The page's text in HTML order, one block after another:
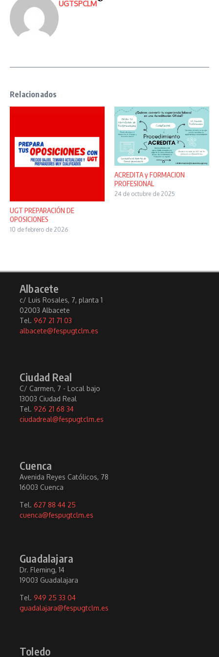
UGTSPCLM
Relacionados
UGT PREPARACIÓN DE
OPOSICIONES
10 de febrero de 2026
ACREDITA y FORMACION
PROFESIONAL
24 de octubre de 2025
Albacete
c/ Luis Rosales, 7, planta 1
02003 Albacete
Tel. 967 21 71 03
albacete@fespugtclm.es
Ciudad Real
C/ Carmen, 7 - Local bajo
13003 Ciudad Real
Tel. 926 21 68 34
ciudadreal@fespugtclm.es
Cuenca
Avenida Reyes Católicos, 78
16003 Cuenca
Tel. 627 88 44 25
cuenca@fespugtclm.es
Guadalajara
Dr. Fleming, 14
19003 Guadalajara
Tel. 949 25 33 04
guadalajara@fespugtclm.es
Toledo